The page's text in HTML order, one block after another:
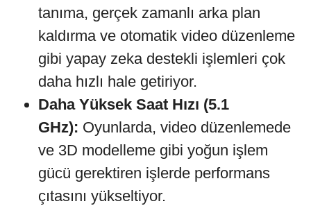
tanıma, gerçek zamanlı arka plan
kaldırma ve otomatik video düzenleme
gibi yapay zeka destekli işlemleri çok
daha hızlı hale getiriyor.
Daha Yüksek Saat Hızı (5.1
GHz): Oyunlarda, video düzenlemede
ve 3D modelleme gibi yoğun işlem
gücü gerektiren işlerde performans
çıtasını yükseltiyor.